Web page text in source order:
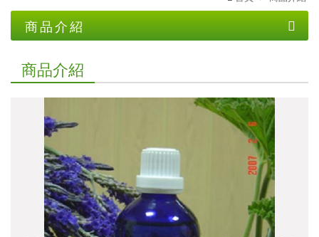
商品介紹
自產..精油及限量品
純露
精油
基礎油
容器&應用
茗樟專業
植物精油代工
精油製程體驗
園區導覽教學
主播推荐產品系列
託售商品
託售純露
託售精油
商品介紹